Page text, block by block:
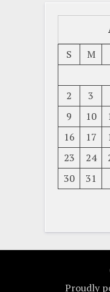
S
M
2
3
9
10
16
17
23
24
30
31
Proudly